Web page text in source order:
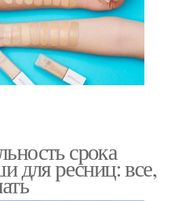
срока
для ресниц: все,